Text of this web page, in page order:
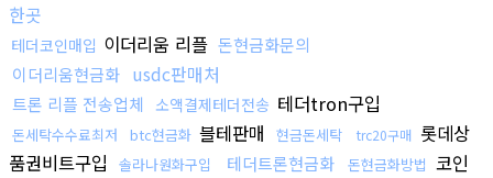
한곳
테더코인매입 이더리움 리플 돈현금화문의
이더리움현금화 usdc판매처
트론 리플 전송업체 소액결제테더전송 테더tron구입
돈세탁수수료최저 btc현금화 블테판매 현금돈세탁 trc20구매 롯데상
품권비트구입
솔라나원화구입 테더트론현금화 돈현금화방법 코인